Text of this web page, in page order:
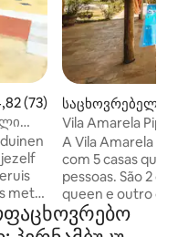
შეფასებაა 5‑დან
(73)
met
საცხოვრებელი
h)
Vila Amarela
საძინებელი,
A Vila Amarela é
com 5 casas que
pessoas. São 2
queen e outro
cozinha é
fogão,